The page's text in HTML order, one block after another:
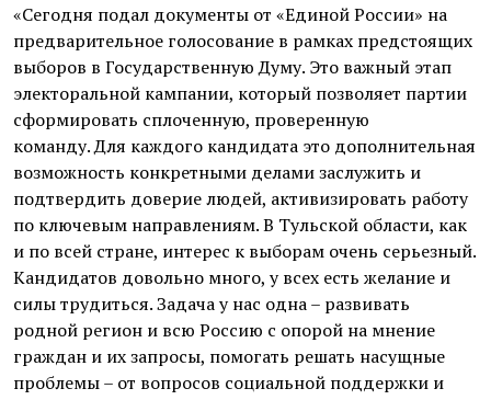
«Сегодня подал документы от «Единой России» на
предварительное голосование в рамках предстоящих
выборов в Государственную Думу. Это важный этап
электоральной кампании, который позволяет партии
сформировать сплоченную, проверенную
команду. Для каждого кандидата это дополнительная
возможность конкретными делами заслужить и
подтвердить доверие людей, активизировать работу
по ключевым направлениям. В Тульской области, как
и по всей стране, интерес к выборам очень серьезный.
Кандидатов довольно много, у всех есть желание и
силы трудиться. Задача у нас одна – развивать
родной регион и всю Россию с опорой на мнение
граждан и их запросы, помогать решать насущные
проблемы – от вопросов социальной поддержки и